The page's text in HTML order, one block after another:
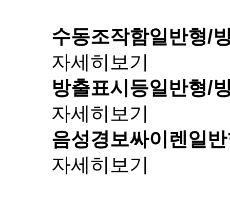
수동조작함일반형/
자세히보기
방출표시등일반형/
자세히보기
음성경보싸이렌일
자세히보기